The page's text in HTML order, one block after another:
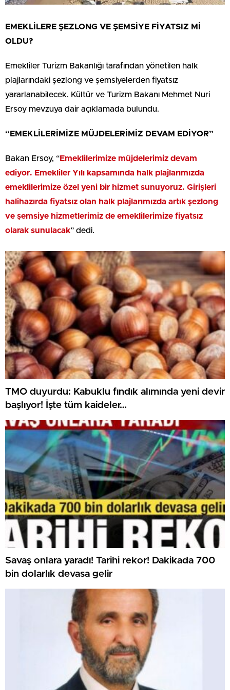
EMEKLİLERE ŞEZLONG VE ŞEMSİYE FİYATSIZ Mİ
OLDU?
Emekliler Turizm Bakanlığı tarafından yönetilen halk
plajlarındaki şezlong ve şemsiyelerden fiyatsız
yararlanabilecek. Kültür ve Turizm Bakanı Mehmet Nuri
Ersoy mevzuya dair açıklamada bulundu.
“EMEKLİLERİMİZE MÜJDELERİMİZ DEVAM EDİYOR”
Bakan Ersoy, “Emeklilerimize müjdelerimiz devam
ediyor. Emekliler Yılı kapsamında halk plajlarımızda
emeklilerimize özel yeni bir hizmet sunuyoruz. Girişleri
halihazırda fiyatsız olan halk plajlarımızda artık şezlong
ve şemsiye hizmetlerimiz de emeklilerimize fiyatsız
olarak sunulacak” dedi.
TMO duyurdu: Kabuklu fındık alımında yeni devir
başlıyor! İşte tüm kaideler…
Savaş onlara yaradı! Tarihi rekor! Dakikada 700
bin dolarlık devasa gelir